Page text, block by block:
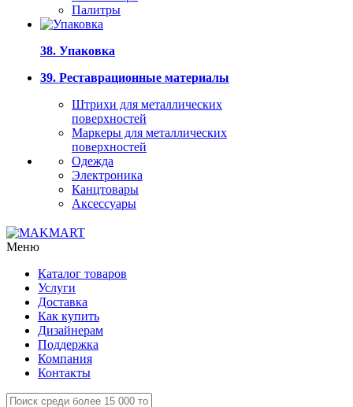
Палитры
38. Упаковка
39. Реставрационные материалы
Штрихи для металлических
поверхностей
Маркеры для металлических
поверхностей
Одежда
Электроника
Канцтовары
Аксессуары
Меню
Каталог товаров
Услуги
Доставка
Как купить
Дизайнерам
Поддержка
Компания
Контакты